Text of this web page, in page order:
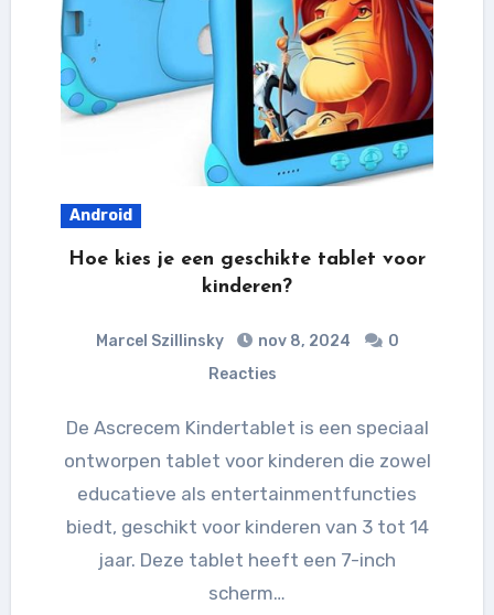
Android
Hoe kies je een geschikte tablet voor
kinderen?
Marcel Szillinsky nov 8, 2024
0
Reacties
De Ascrecem Kindertablet is een speciaal
ontworpen tablet voor kinderen die zowel
educatieve als entertainmentfuncties
biedt, geschikt voor kinderen van 3 tot 14
jaar. Deze tablet heeft een 7-inch
scherm…